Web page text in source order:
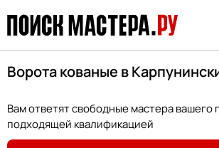
Ворота кованые в
Вам ответят свободные мастера вашего
подходящей квалификацией